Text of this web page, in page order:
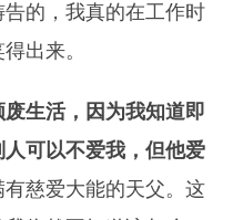
的，我真的在工作时
出来。
生活，因为我知道即
可以不爱我，但他爱
慈爱大能的天父。这